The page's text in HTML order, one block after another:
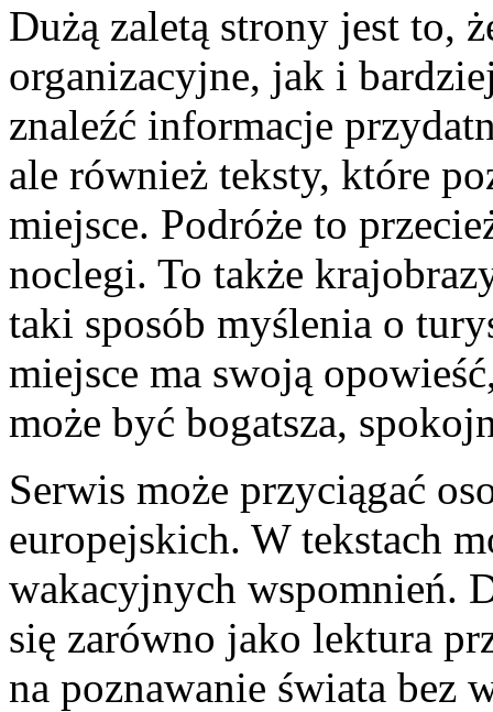
Dużą zaletą strony jest to,
organizacyjne, jak i
znaleźć informacje
ale również teksty, które
miejsce. Podróże to
noclegi. To także
taki sposób myślenia o
miejsce ma swoją
może być bogatsza,
Serwis może przyciągać
europejskich. W tekstach
wakacyjnych wspomnień.
się zarówno jako lektura
na poznawanie świata bez